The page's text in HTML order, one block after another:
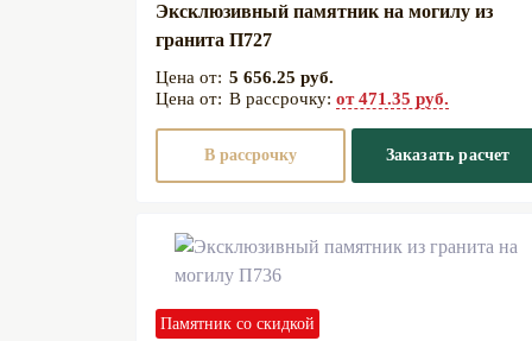
Эксклюзивный памятник на могилу из
гранита П727
5 656.25 руб.
В рассрочку: от 471.35 руб.
В рассрочку Заказать расчет
Памятник со скидкой